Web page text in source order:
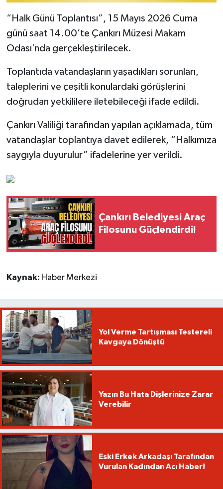
“Halk Günü Toplantısı”, 15 Mayıs 2026 Cuma
günü saat 14.00’te Çankırı Müzesi Makam
Odası’nda gerçekleştirilecek.
Toplantıda vatandaşların yaşadıkları sorunları,
taleplerini ve çeşitli konulardaki görüşlerini
doğrudan yetkililere iletebileceği ifade edildi.
Çankırı Valiliği tarafından yapılan açıklamada, tüm
vatandaşlar toplantıya davet edilerek, “Halkımıza
saygıyla duyurulur” ifadelerine yer verildi.
Çankırı Belediyesi Araç
Filosunu Güçlendirdi!
Kaynak: Haber Merkezi
Yol Verme Tartışması Testereli
Kavgaya Dönüştü
Yazın Bu Hata Dişlerinize Zarar
Verebilir
Eski Erkek Arkadaşı Tarafından
Vurulan Kadından Acı Haber!